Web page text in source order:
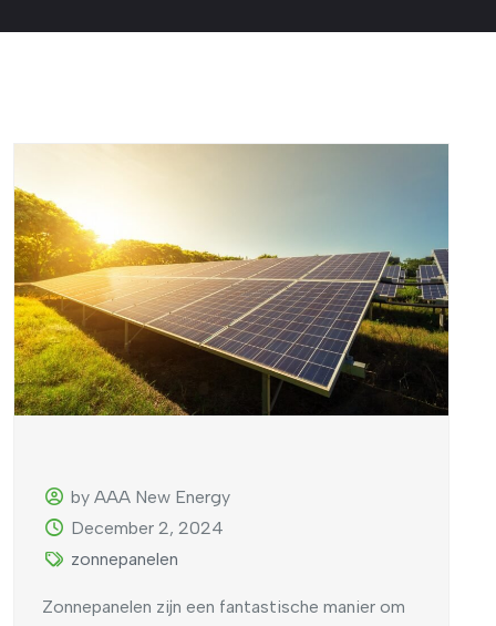
by AAA New Energy
December 2, 2024
zonnepanelen
Zonnepanelen zijn een fantastische manier om